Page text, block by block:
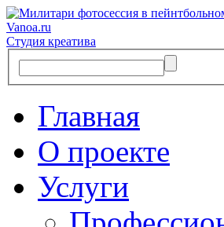
Vanoa.ru
Студия креатива
Главная
О проекте
Услуги